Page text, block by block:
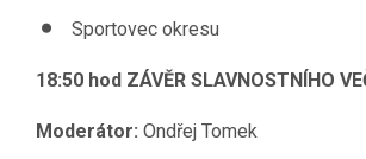
Sportovec okresu
18:50 hod ZÁVĚR SLAVNOSTNÍHO
Moderátor: Ondřej Tomek